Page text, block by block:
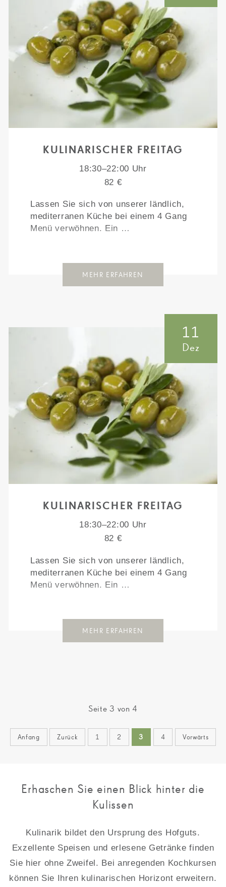
KULINARISCHER FREITAG
18:30–22:00 Uhr
82 €
Lassen Sie sich von unserer ländlich,
mediterranen Küche bei einem 4 Gang
Menü verwöhnen. Ein …
MEHR ERFAHREN
11
Dez
KULINARISCHER FREITAG
18:30–22:00 Uhr
82 €
Lassen Sie sich von unserer ländlich,
mediterranen Küche bei einem 4 Gang
Menü verwöhnen. Ein …
MEHR ERFAHREN
Seite 3 von 4
Anfang Zurück 1 2 3 4 Vorwärts
Erhaschen Sie einen Blick hinter die
Kulissen
Kulinarik bildet den Ursprung des Hofguts.
Exzellente Speisen und erlesene Getränke finden
Sie hier ohne Zweifel. Bei anregenden Kochkursen
können Sie Ihren kulinarischen Horizont erweitern.